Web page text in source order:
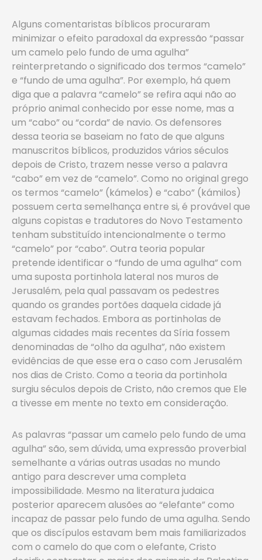
Alguns comentaristas bíblicos procuraram
minimizar o efeito paradoxal da expressão “passar
um camelo pelo fundo de uma agulha”
reinterpretando o significado dos termos “camelo”
e “fundo de uma agulha”. Por exemplo, há quem
diga que a palavra “camelo” se refira aqui não ao
próprio animal conhecido por esse nome, mas a
um “cabo” ou “corda” de navio. Os defensores
dessa teoria se baseiam no fato de que alguns
manuscritos bíblicos, produzidos vários séculos
depois de Cristo, trazem nesse verso a palavra
“cabo” em vez de “camelo”. Como no original grego
os termos “camelo” (kámelos) e “cabo” (kámilos)
possuem certa semelhança entre si, é provável que
alguns copistas e tradutores do Novo Testamento
tenham substituído intencionalmente o termo
“camelo” por “cabo”. Outra teoria popular
pretende identificar o “fundo de uma agulha” com
uma suposta portinhola lateral nos muros de
Jerusalém, pela qual passavam os pedestres
quando os grandes portões daquela cidade já
estavam fechados. Embora as portinholas de
algumas cidades mais recentes da Síria fossem
denominadas de “olho da agulha”, não existem
evidências de que esse era o caso com Jerusalém
nos dias de Cristo. Como a teoria da portinhola
surgiu séculos depois de Cristo, não cremos que Ele
a tivesse em mente no texto em consideração.
As palavras “passar um camelo pelo fundo de uma
agulha” são, sem dúvida, uma expressão proverbial
semelhante a várias outras usadas no mundo
antigo para descrever uma completa
impossibilidade. Mesmo na literatura judaica
posterior aparecem alusões ao “elefante” como
incapaz de passar pelo fundo de uma agulha. Sendo
que os discípulos estavam bem mais familiarizados
com o camelo do que com o elefante, Cristo